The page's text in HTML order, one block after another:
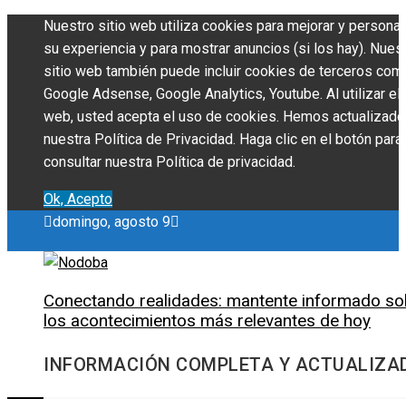
Nuestro sitio web utiliza cookies para mejorar y
su experiencia y para mostrar anuncios (si los hay).
sitio web también puede incluir cookies de terceros
Google Adsense, Google Analytics, Youtube. Al utilizar
web, usted acepta el uso de cookies. Hemos actualizado
nuestra Política de Privacidad. Haga clic en el botón para
consultar nuestra Política de privacidad.
Ok, Acepto
domingo, agosto 9
Conectando realidades: mantente informado
los acontecimientos más relevantes de hoy
INFORMACIÓN COMPLETA Y